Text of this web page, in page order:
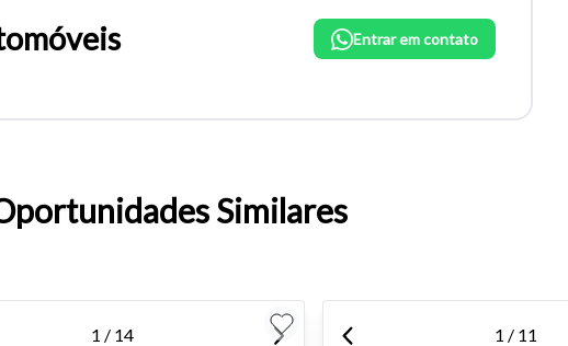
fonte em nosso site, utilize os atalhos Ctrl+ (para
Entrar em contato
Similares
1 / 14 1 / 11